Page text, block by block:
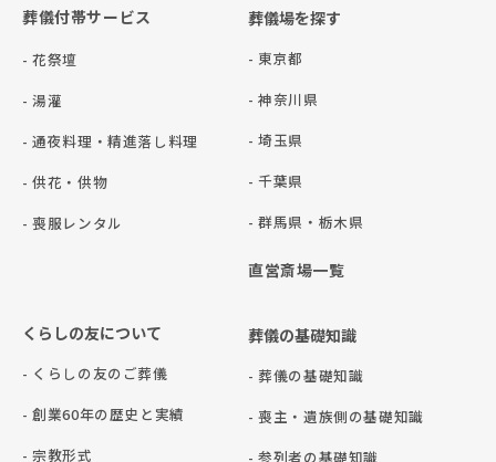
葬儀付帯サービス
- 花祭壇
- 湯灌
- 通夜料理・精進落し料理
- 供花・供物
- 喪服レンタル
葬儀場を探す
- 東京都
- 神奈川県
- 埼玉県
- 千葉県
- 群⾺県・栃⽊県
直営斎場一覧
くらしの友について
- くらしの友のご葬儀
- 創業60年の歴史と実績
- 宗教形式
葬儀の基礎知識
- 葬儀の基礎知識
- 喪主・遺族側の基礎知識
- 参列者の基礎知識